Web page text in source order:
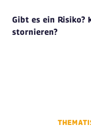
Gibt es ein Risiko?
stornieren?